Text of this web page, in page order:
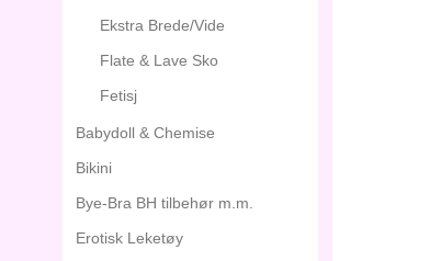
Ekstra Brede/Vide
Flate & Lave Sko
Fetisj
Babydoll & Chemise
Bikini
Bye-Bra BH tilbehør m.m.
Erotisk Leketøy